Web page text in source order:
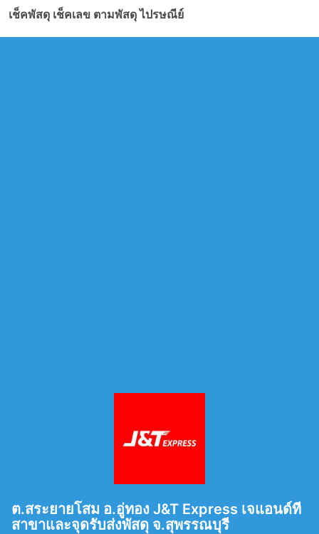
เช็คพัสดุ เช็คเลข ตามพัสดุ ไปรษณีย์
ต.สระยายโสม อ.อู่ทอง J&T Express เจแอนด์ที
สาขาและจุดรับส่งพัสดุ จ.สุพรรณบุรี